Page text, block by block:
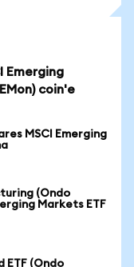
Emerging
coin'e
MSCI Emerging
(Ondo
Markets ETF
ETF (Ondo